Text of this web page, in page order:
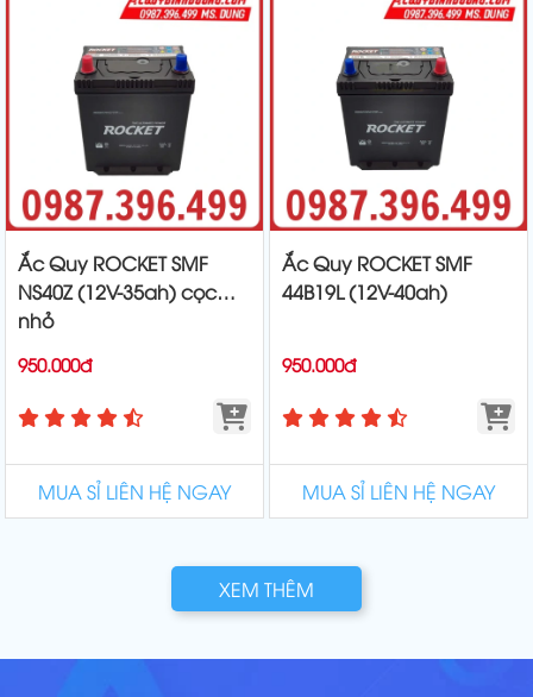
Ắc Quy ROCKET SMF
NS40Z (12V-35ah) cọc
nhỏ
950.000đ
MUA SỈ LIÊN HỆ NGAY
Ắc Quy ROCKET SMF
44B19L (12V-40ah)
950.000đ
MUA SỈ LIÊN HỆ NGAY
XEM THÊM